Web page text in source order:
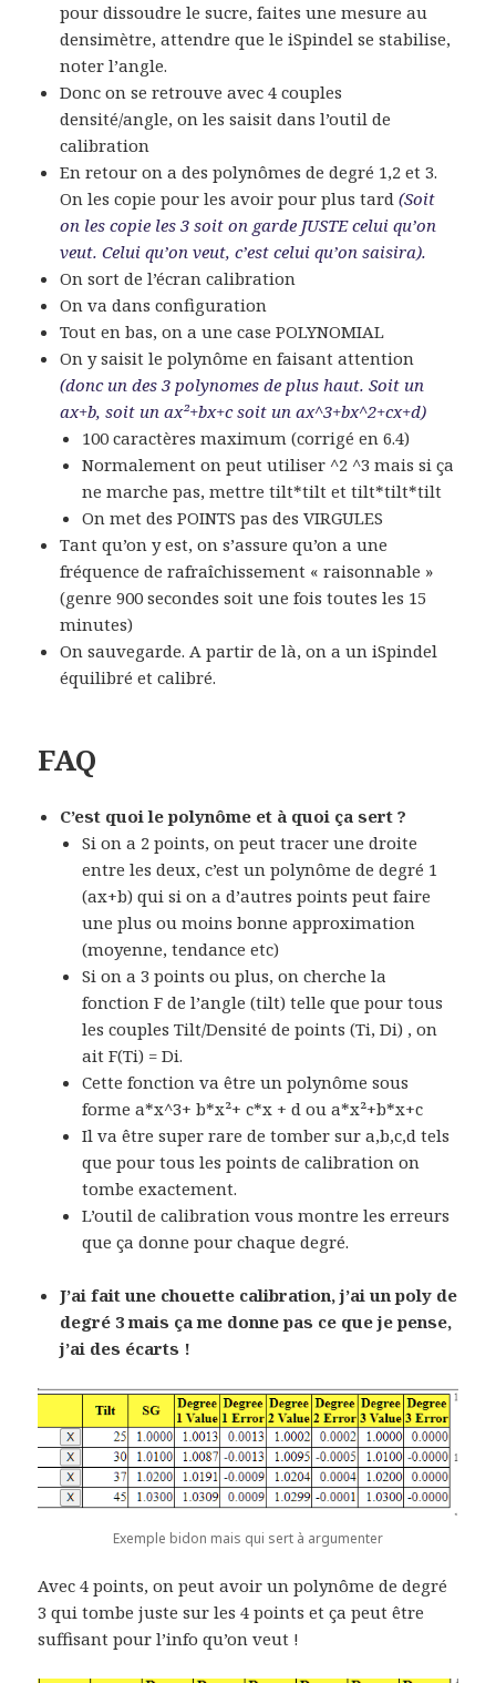
pour dissoudre le sucre, faites une mesure au
densimètre, attendre que le iSpindel se stabilise,
noter l’angle.
Donc on se retrouve avec 4 couples
densité/angle, on les saisit dans l’outil de
calibration
En retour on a des polynômes de degré 1,2 et 3.
On les copie pour les avoir pour plus tard(Soit
on les copie les 3 soit on garde JUSTE celui qu’on
veut. Celui qu’on veut, c’est celui qu’on saisira).
On sort de l’écran calibration
On va dans configuration
Tout en bas, on a une case POLYNOMIAL
On y saisit le polynôme en faisant attention
(donc un des 3 polynomes de plus haut. Soit un
ax+b, soit un ax²+bx+c soit un ax^3+bx^2+cx+d)
100 caractères maximum (corrigé en 6.4)
Normalement on peut utiliser ^2 ^3 mais si ça
ne marche pas, mettre tilt*tilt et tilt*tilt*tilt
On met des POINTS pas des VIRGULES
Tant qu’on y est, on s’assure qu’on a une
fréquence de rafraîchissement « raisonnable »
(genre 900 secondes soit une fois toutes les 15
minutes)
On sauvegarde. A partir de là, on a un iSpindel
équilibré et calibré.
FAQ
C’est quoi le polynôme et à quoi ça sert ?
Si on a 2 points, on peut tracer une droite
entre les deux, c’est un polynôme de degré 1
(ax+b) qui si on a d’autres points peut faire
une plus ou moins bonne approximation
(moyenne, tendance etc)
Si on a 3 points ou plus, on cherche la
fonction F de l’angle (tilt) telle que pour tous
les couples Tilt/Densité de points (Ti, Di) , on
ait F(Ti) = Di.
Cette fonction va être un polynôme sous
forme a*x^3+ b*x²+ c*x + d ou a*x²+b*x+c
Il va être super rare de tomber sur a,b,c,d tels
que pour tous les points de calibration on
tombe exactement.
L’outil de calibration vous montre les erreurs
que ça donne pour chaque degré.
J’ai fait une chouette calibration, j’ai un poly de
degré 3 mais ça me donne pas ce que je pense,
j’ai des écarts !
Exemple bidon mais qui sert à argumenter
Avec 4 points, on peut avoir un polynôme de degré
3 qui tombe juste sur les 4 points et ça peut être
suffisant pour l’info qu’on veut !